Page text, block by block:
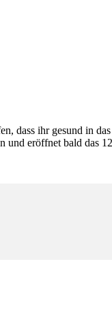
dass ihr gesund in
und eröffnet bald